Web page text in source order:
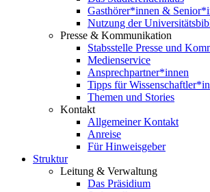
Gasthörer*innen &
Nutzung der
Presse & Kommunikation
Stabsstelle Presse und
Medienservice
Ansprechpartner*innen
Tipps für
Themen und Stories
Kontakt
Allgemeiner Kontakt
Anreise
Für Hinweisgeber
Struktur
Leitung & Verwaltung
Das Präsidium